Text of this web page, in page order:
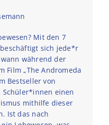
Mit den 7
sich jede*r
während der
Film „The Andromeda
Bestseller von
Schüler*innen einen
mithilfe dieser
Ist das nach